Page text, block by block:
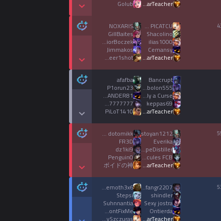
BearTeacher
Golub
Show More Detail Games
JOKER PICATCU
Shacolino
ilias1000
Cemansy
BearTeacher
NOXARIS
GillBaites
JuniorBoczek
Jimmakos
Mrs1beer1shot
Show More Detail Games
Bancrupt
kubolon555
Truly a Curse
keppas69
BearTeacher
afafba
P1orun23
OPSZANDER81
marlan7777777
PiLoT1410
Show More Detail Games
stoyan1212
Everika
DopeDistiller
one of cules FCB
BearTeacher
CWL dotomikk
FR3D
dz1ki9
Penguin0
ボイドの神
Show More Detail Games
stefangr2207
shindler
Sexy jostra
Ontierda
behemoth3x6
Stepsi
Suhnnantia
BabyDontFixMe